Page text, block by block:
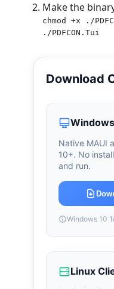
Make the
chmod +x ./
./PDFCON.Tui
Download
Native MAUI
10+. No
and run.
Windows 10
Linux